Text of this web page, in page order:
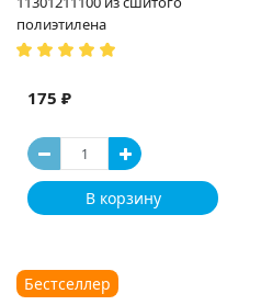
полиэтилена
175 ₽
В корзину
Бестселлер